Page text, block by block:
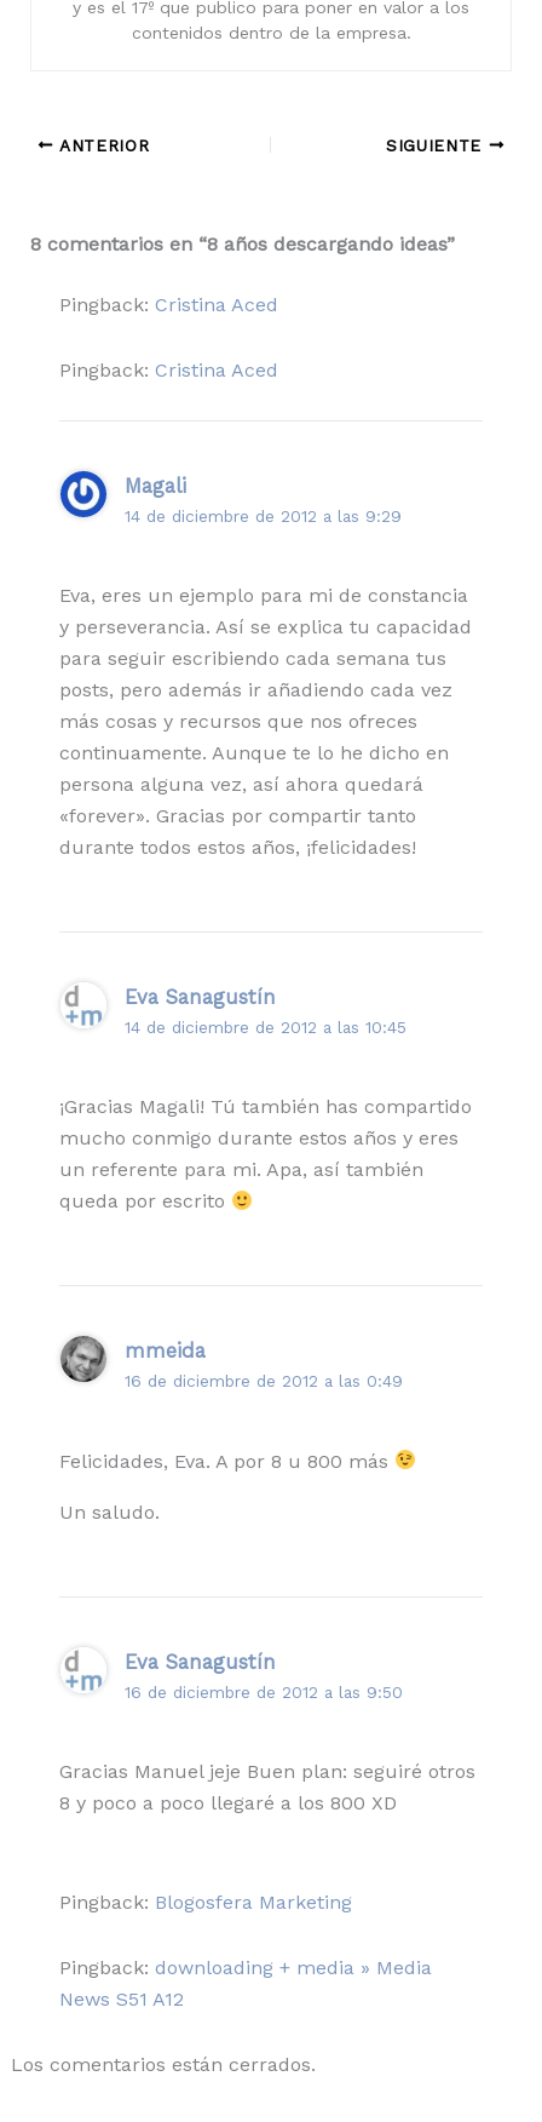
y es el 17º que publico para poner en valor a los
contenidos dentro de la empresa.
ANTERIOR SIGUIENTE
8 comentarios en “8 años descargando ideas”
Pingback: Cristina Aced
Pingback: Cristina Aced
Magali
14 de diciembre de 2012 a las 9:29
Eva, eres un ejemplo para mi de constancia
y perseverancia. Así se explica tu capacidad
para seguir escribiendo cada semana tus
posts, pero además ir añadiendo cada vez
más cosas y recursos que nos ofreces
continuamente. Aunque te lo he dicho en
persona alguna vez, así ahora quedará
«forever». Gracias por compartir tanto
durante todos estos años, ¡felicidades!
Eva Sanagustín
14 de diciembre de 2012 a las 10:45
¡Gracias Magali! Tú también has compartido
mucho conmigo durante estos años y eres
un referente para mi. Apa, así también
queda por escrito
mmeida
16 de diciembre de 2012 a las 0:49
Felicidades, Eva. A por 8 u 800 más
Un saludo.
Eva Sanagustín
16 de diciembre de 2012 a las 9:50
Gracias Manuel jeje Buen plan: seguiré otros
8 y poco a poco llegaré a los 800 XD
Pingback: Blogosfera Marketing
Pingback: downloading + media » Media
News S51 A12
Los comentarios están cerrados.